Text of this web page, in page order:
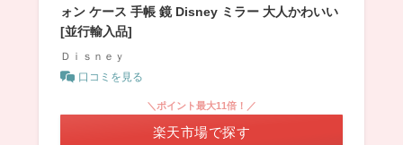
ォン ケース 手帳 鏡 Disney ミラー 大人かわいい
[並行輸入品]
Ｄｉｓｎｅｙ
口コミを見る
＼ポイント最大11倍！／
楽天市場で探す